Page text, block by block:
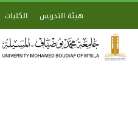
هيئة التدريس الكليات